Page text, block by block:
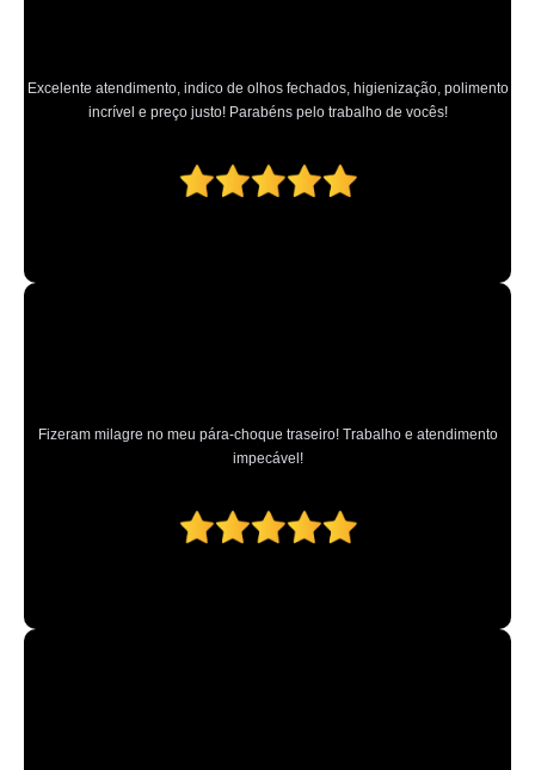
Excelente atendimento, indico de olhos fechados, higienização, polimento
incrível e preço justo! Parabéns pelo trabalho de vocês!
Fizeram milagre no meu pára-choque traseiro! Trabalho e atendimento
impecável!